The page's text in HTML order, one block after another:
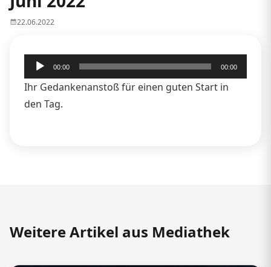
22.06.2022
Audio-
Player
00:00 00:00
Ihr Gedankenanstoß für einen guten Start in
den Tag.
Weitere Artikel aus Mediathek